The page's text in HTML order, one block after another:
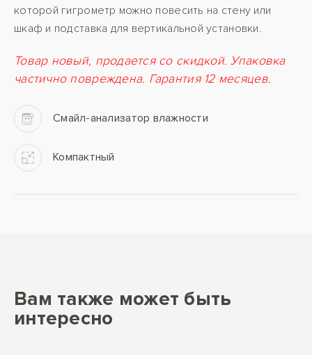
которой гигрометр можно повесить на стену или
шкаф и подставка для вертикальной установки.
Товар новый, продается со скидкой. Упаковка
частично повреждена. Гарантия 12 месяцев.
Смайл-анализатор влажности
Компактный
Вам также может быть
интересно